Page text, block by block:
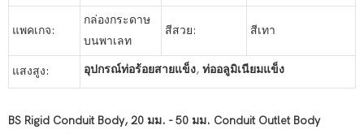
แพคเกจ:
กล่องกระดาษ
บนพาเลท
สีสวย: สีเทา
แสงสูง: อุปกรณ์ท่อร้อยสายแข็ง, ท่ออลูมิเนียมแข็ง
BS Rigid Conduit Body, 20 มม. - 50 มม. Conduit Outlet Body